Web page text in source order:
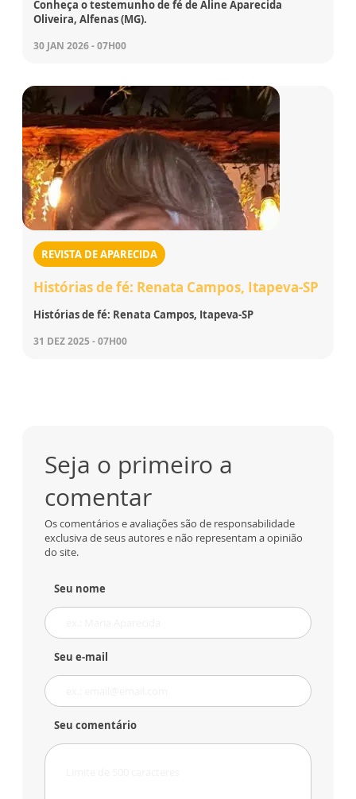
Conheça o testemunho de fé de Aline Aparecida
Oliveira, Alfenas (MG).
30 JAN 2026 - 07H00
REVISTA DE APARECIDA
Histórias de fé: Renata Campos, Itapeva-SP
Histórias de fé: Renata Campos, Itapeva-SP
31 DEZ 2025 - 07H00
Seja o primeiro a
comentar
Os comentários e avaliações são de responsabilidade
exclusiva de seus autores e não representam a opinião
do site.
Seu nome
Seu e-mail
Seu comentário